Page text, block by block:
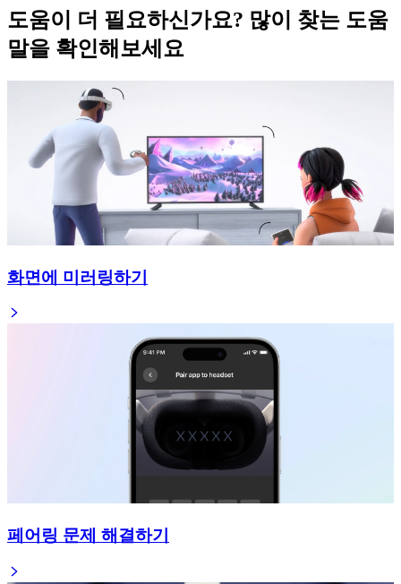
도움이 더 필요하신가요? 많이 찾는 도움
말을 확인해보세요
화면에 미러링하기
페어링 문제 해결하기